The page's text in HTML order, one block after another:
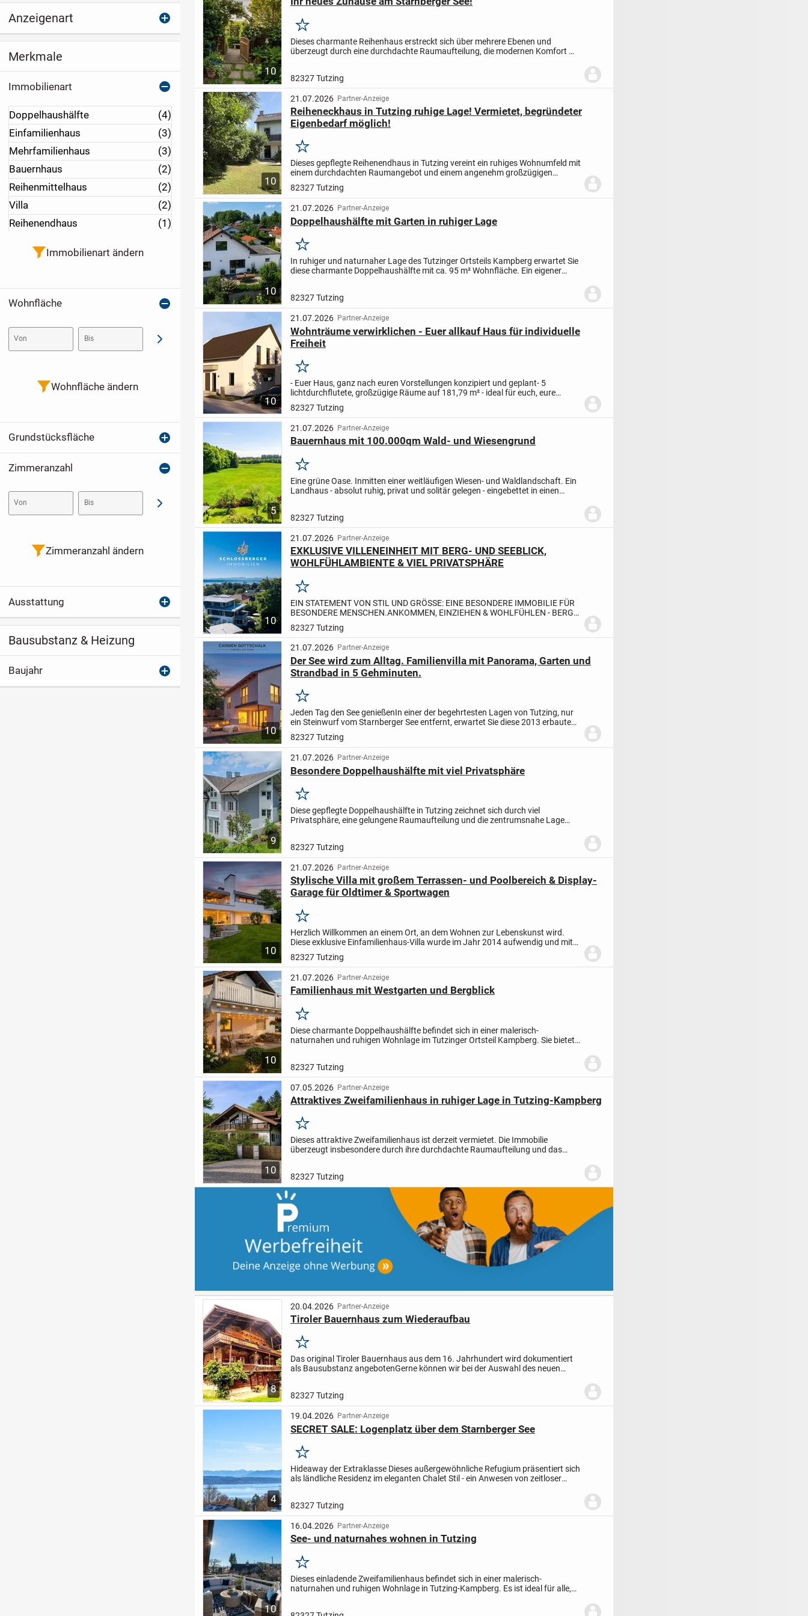
10
Merken
Dieses charmante Reihenhaus erstreckt sich über mehrere Ebenen und
überzeugt durch eine durchdachte Raumaufteilung, die modernen Komfort mit
82327 Tutzing
10
21.07.2026 Partner-Anzeige
Reiheneckhaus in Tutzing ruhige Lage! Vermietet, begründeter
Eigenbedarf möglich!
Merken
Dieses gepflegte Reihenendhaus in Tutzing vereint ein ruhiges Wohnumfeld mit
einem durchdachten Raumangebot und einem angenehm großzügigen
Grundstück. Das im Jahr 1972 errichtete Haus besitzt auf ca....
82327 Tutzing
10
21.07.2026 Partner-Anzeige
Doppelhaushälfte mit Garten in ruhiger Lage
Merken
In ruhiger und naturnaher Lage des Tutzinger Ortsteils Kampberg erwartet Sie
diese charmante Doppelhaushälfte mit ca. 95 m² Wohnfläche. Ein eigener
82327 Tutzing
10
21.07.2026 Partner-Anzeige
Wohnträume verwirklichen - Euer allkauf Haus für individuelle
Freiheit
Merken
- Euer Haus, ganz nach euren Vorstellungen konzipiert und geplant- 5
lichtdurchflutete, großzügige Räume auf 181,79 m² - ideal für euch, eure
Familie und Freunde
82327 Tutzing
5
21.07.2026 Partner-Anzeige
Bauernhaus mit 100.000qm Wald- und Wiesengrund
Merken
Eine grüne Oase. Inmitten einer weitläufigen Wiesen- und Waldlandschaft. Ein
Landhaus - absolut ruhig, privat und solitär gelegen - eingebettet in einen
82327 Tutzing
10
21.07.2026 Partner-Anzeige
EXKLUSIVE VILLENEINHEIT MIT BERG- UND SEEBLICK,
WOHLFÜHLAMBIENTE & VIEL PRIVATSPHÄRE
Merken
EIN STATEMENT VON STIL UND GRÖSSE: EINE BESONDERE IMMOBILIE FÜR
BESONDERE MENSCHEN.ANKOMMEN, EINZIEHEN & WOHLFÜHLEN - BERG-
& SEEBLICK GENIESSEN!
NEUWERTIGE...
82327 Tutzing
10
21.07.2026 Partner-Anzeige
Der See wird zum Alltag. Familienvilla mit Panorama, Garten und
Strandbad in 5 Gehminuten.
Merken
Jeden Tag den See genießenIn einer der begehrtesten Lagen von Tutzing, nur
ein Steinwurf vom Starnberger See entfernt, erwartet Sie diese 2013 erbaute
Villa mit atemberaubendem Blick auf den...
82327 Tutzing
9
21.07.2026 Partner-Anzeige
Besondere Doppelhaushälfte mit viel Privatsphäre
Merken
Diese gepflegte Doppelhaushälfte in Tutzing zeichnet sich durch viel
Privatsphäre, eine gelungene Raumaufteilung und die zentrumsnahe Lage
82327 Tutzing
10
21.07.2026 Partner-Anzeige
Stylische Villa mit großem Terrassen- und Poolbereich & Display-
Garage für Oldtimer & Sportwagen
Merken
Herzlich Willkommen an einem Ort, an dem Wohnen zur Lebenskunst wird.
Diese exklusive Einfamilienhaus-Villa wurde im Jahr 2014 aufwendig und mit
außergewöhnlicher Sorgfalt saniert und präsentiert sich...
82327 Tutzing
10
21.07.2026 Partner-Anzeige
Familienhaus mit Westgarten und Bergblick
Merken
Diese charmante Doppelhaushälfte befindet sich in einer malerisch-
naturnahen und ruhigen Wohnlage im Tutzinger Ortsteil Kampberg. Sie bietet
82327 Tutzing
10
07.05.2026 Partner-Anzeige
Attraktives Zweifamilienhaus in ruhiger Lage in Tutzing-Kampberg
Merken
Dieses attraktive Zweifamilienhaus ist derzeit vermietet. Die Immobilie
überzeugt insbesondere durch ihre durchdachte Raumaufteilung und das
82327 Tutzing
8
20.04.2026 Partner-Anzeige
Tiroler Bauernhaus zum Wiederaufbau
Merken
Das original Tiroler Bauernhaus aus dem 16. Jahrhundert wird dokumentiert
als Bausubstanz angebotenGerne können wir bei der Auswahl des neuen
82327 Tutzing
4
19.04.2026 Partner-Anzeige
SECRET SALE: Logenplatz über dem Starnberger See
Merken
Hideaway der Extraklasse Dieses außergewöhnliche Refugium präsentiert sich
als ländliche Residenz im eleganten Chalet Stil - ein Anwesen von zeitloser
82327 Tutzing
10
16.04.2026 Partner-Anzeige
See- und naturnahes wohnen in Tutzing
Merken
Dieses einladende Zweifamilienhaus befindet sich in einer malerisch-
naturnahen und ruhigen Wohnlage in Tutzing-Kampberg. Es ist ideal für alle,
Anzeigenart
Merkmale
Immobilienart
Doppelhaushälfte
(4)
Einfamilienhaus
(3)
Mehrfamilienhaus
(3)
Bauernhaus
(2)
Reihenmittelhaus
(2)
Villa
(2)
Reihenendhaus
(1)
Immobilienart ändern
Wohnfläche
Von Bis Abschicken
Wohnfläche ändern
Grundstücksfläche
Zimmeranzahl
Von Bis Abschicken
Zimmeranzahl ändern
Ausstattung
Bausubstanz & Heizung
Baujahr